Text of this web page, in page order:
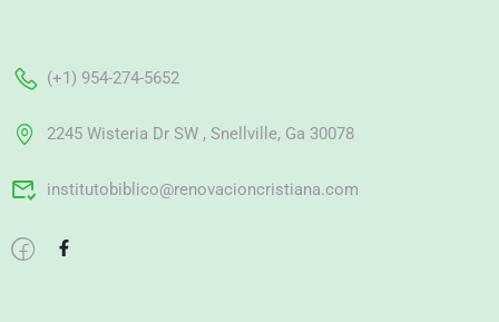
(+1) 954-274-5652
2245 Wisteria Dr SW , Snellville, Ga 30078
institutobiblico@renovacioncristiana.com